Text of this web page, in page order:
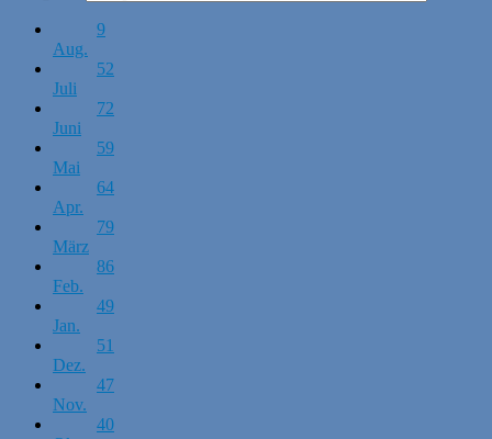
9
Aug.
52
Juli
72
Juni
59
Mai
64
Apr.
79
März
86
Feb.
49
Jan.
51
Dez.
47
Nov.
40